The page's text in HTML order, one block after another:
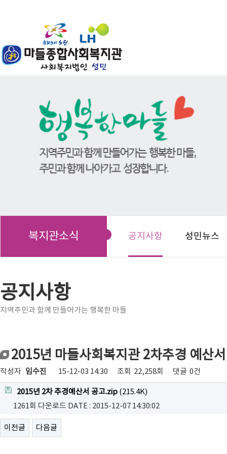
복지관소식 공지사항 성민뉴스
공지사항
지역주민과 함께 만들어가는 행복한 마들
2015년 마들사회복지관 2차추경 예산
작성자 임수진 15-12-03 14:30 조회 22,258회 댓글 0건
2015년 2차 추경예산서 공고.zip (215.4K)
1261회 다운로드 DATE : 2015-12-07 14:30:02
이전글 다음글